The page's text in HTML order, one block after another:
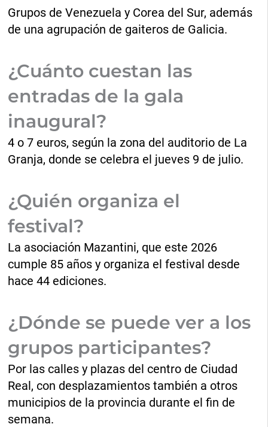
Grupos de Venezuela y Corea del Sur, además
de una agrupación de gaiteros de Galicia.
¿Cuánto cuestan las
entradas de la gala
inaugural?
4 o 7 euros, según la zona del auditorio de La
Granja, donde se celebra el jueves 9 de julio.
¿Quién organiza el
festival?
La asociación Mazantini, que este 2026
cumple 85 años y organiza el festival desde
hace 44 ediciones.
¿Dónde se puede ver a los
grupos participantes?
Por las calles y plazas del centro de Ciudad
Real, con desplazamientos también a otros
municipios de la provincia durante el fin de
semana.